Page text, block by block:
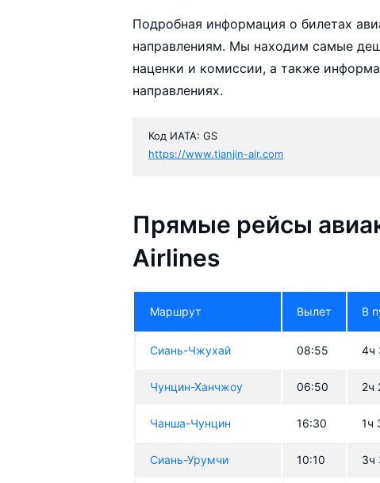
Подробная информация о билетах
направлениям. Мы находим самые
наценки и комиссии, а также
направлениях.
Код ИАТА: GS
https://www.tianjin-air.com
Прямые рейсы
Airlines
Маршрут Вылет В
Сиань-Чжухай 08:55 4ч
Чунцин-Ханчжоу 06:50 2ч
Чанша-Чунцин 16:30 1ч
Сиань-Урумчи 10:10 3ч